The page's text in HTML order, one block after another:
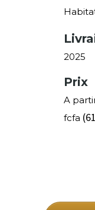
2025
Prix
A
fcfa